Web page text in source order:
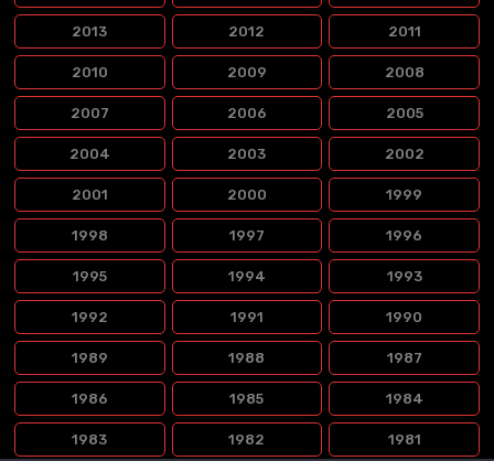
2013 2012 2011
2010 2009 2008
2007 2006 2005
2004 2003 2002
2001 2000 1999
1998 1997 1996
1995 1994 1993
1992 1991 1990
1989 1988 1987
1986 1985 1984
1983 1982 1981